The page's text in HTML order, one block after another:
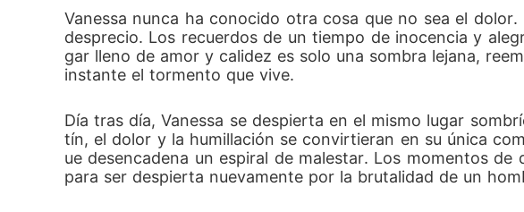
Vanessa nunca ha conocido otra cosa que no sea el
desprecio. Los recuerdos de un tiempo de inocencia y
gar lleno de amor y calidez es solo una sombra lejana,
instante el tormento que vive.
Día tras día, Vanessa se despierta en el mismo lugar
tín, el dolor y la humillación se convirtieran en su única
ue desencadena un espiral de malestar. Los momentos
para ser despierta nuevamente por la brutalidad de un